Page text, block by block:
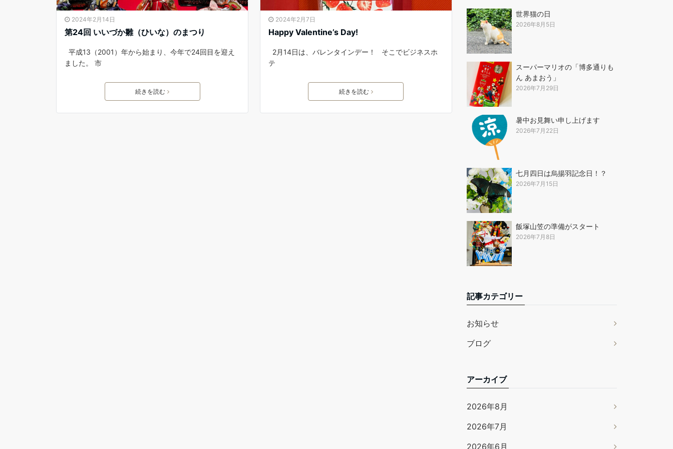
2024年2月14日
第24回 いいづか雛（ひいな）のまつり
平成13（2001）年から始まり、今年で24回目を迎え
ました。 市
続きを読む
2024年2月7日
Happy Valentine’s Day!
2月14日は、バレンタインデー！ そこでビジネスホ
テ
続きを読む
世界猫の日
2026年8月5日
スーパーマリオの「博多通りも
ん あまおう」
2026年7月29日
暑中お見舞い申し上げます
2026年7月22日
七月四日は烏揚羽記念日！？
2026年7月15日
飯塚山笠の準備がスタート
2026年7月8日
記事カテゴリー
お知らせ
ブログ
アーカイブ
2026年8月
2026年7月
2026年6月